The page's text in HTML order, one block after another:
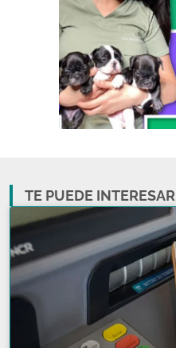
TE PUEDE INTERESAR